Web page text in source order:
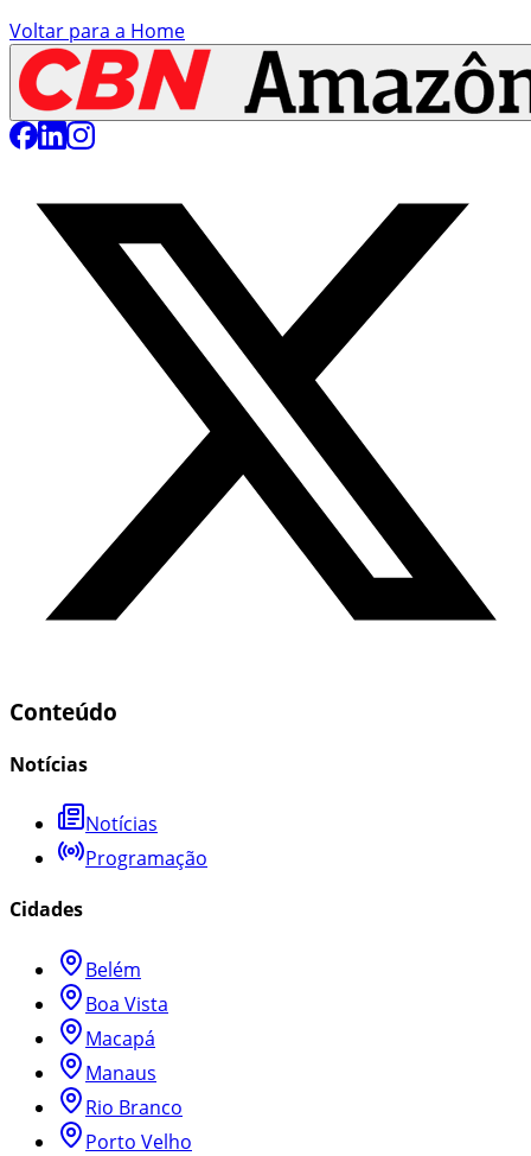
Voltar para a Home
Conteúdo
Notícias
Notícias
Programação
Cidades
Belém
Boa Vista
Macapá
Manaus
Rio Branco
Porto Velho